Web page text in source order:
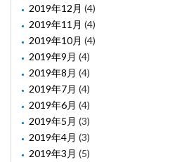
2019年12月 (4)
2019年11月 (4)
2019年10月 (4)
2019年9月 (4)
2019年8月 (4)
2019年7月 (4)
2019年6月 (4)
2019年5月 (3)
2019年4月 (3)
2019年3月 (5)